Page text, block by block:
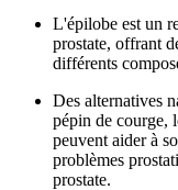
L'épilobe est un
prostate, offrant
différents
Des alternatives
pépin de courge,
peuvent aider à
problèmes
prostate.